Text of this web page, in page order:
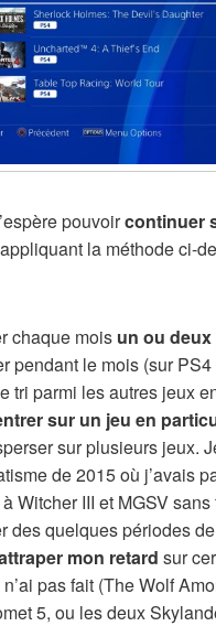
pouvoircontinuer
la méthode ci-
chaque mois un ou
pendant le mois (sur
tri parmi les autres jeux
sur un jeu en
sur plusieurs jeux.
de 2015 où j’avais
Witcher III et MGSV
des quelques périodes
mon retard sur
pas fait (The Wolf
5, ou les deux